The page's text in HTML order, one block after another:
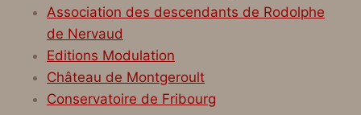
Association des descendants de Rodolphe
de Nervaud
Editions Modulation
Château de Montgeroult
Conservatoire de Fribourg